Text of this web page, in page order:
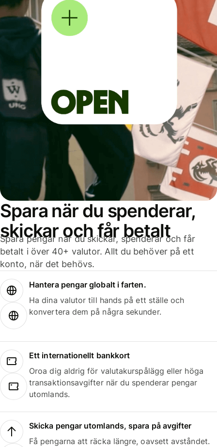
Spara när du spenderar,
skickar och får betalt
Spara pengar när du skickar, spenderar och får
betalt i över 40+ valutor. Allt du behöver på ett
konto, när det behövs.
Hantera pengar globalt i farten.
Ha dina valutor till hands på ett ställe och
konvertera dem på några sekunder.
Ett internationellt bankkort
Oroa dig aldrig för valutakurspålägg eller höga
transaktionsavgifter när du spenderar pengar
utomlands.
Skicka pengar utomlands, spara på avgifter
Få pengarna att räcka längre, oavsett avståndet.